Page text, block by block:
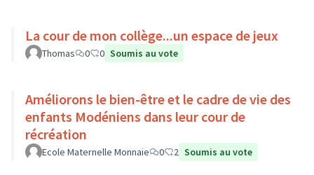
La cour de mon collège...un espace de jeux
Thomas 0 0 Soumis au vote
Améliorons le bien-être et le cadre de vie des
enfants Modéniens dans leur cour de
récréation
Ecole Maternelle Monnaie 0 2 Soumis au vote